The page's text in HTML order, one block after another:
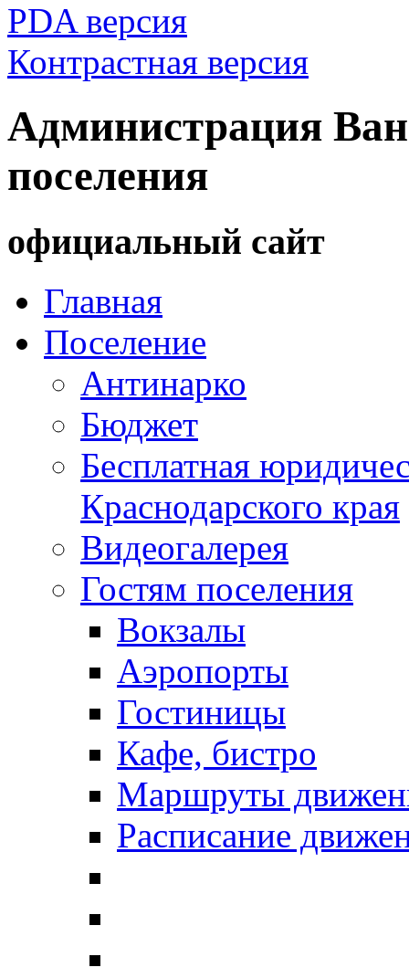
PDA версия
Контрастная версия
Администрация
поселения
официальный сайт
Главная
Поселение
Антинарко
Бюджет
Бесплатная
Краснодарского края
Видеогалерея
Гостям поселения
Вокзалы
Аэропорты
Гостиницы
Кафе, бистро
Маршруты
Расписание